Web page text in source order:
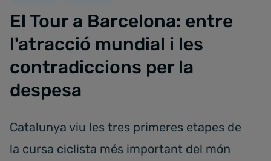
El Tour a Barcelona: entre
l'atracció mundial i les
contradiccions per la
despesa
Catalunya viu les tres primeres etapes de
la cursa ciclista més important del món